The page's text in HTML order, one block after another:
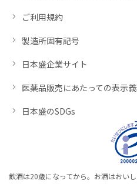
ご利用規約
製造所固有記号
日本盛企業サイト
医薬品販売にあたっての表示
日本盛のSDGs
飲酒は20歳になってから。お酒はおい